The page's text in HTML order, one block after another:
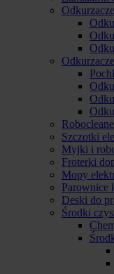
Szczotki
Myjki i
Froterki
Mopy
Parownice
Deski do
Środki